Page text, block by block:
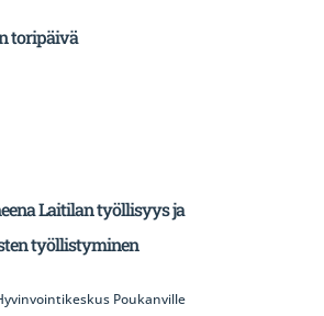
toripäivä
Laitilan työllisyys ja
työllistyminen
Poukanville